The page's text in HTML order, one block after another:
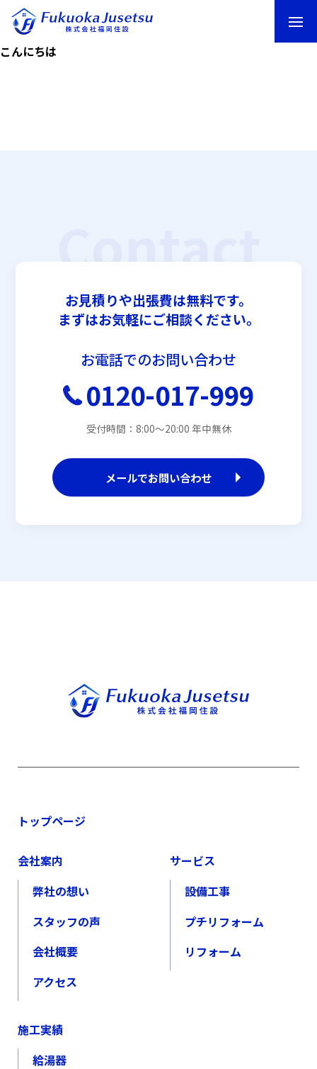
こんにちは
Contact
お見積りや出張費は無料です。
まずはお気軽にご相談ください。
お電話でのお問い合わせ
0120-017-999
受付時間：8:00〜20:00 年中無休
メールでお問い合わせ
トップページ
会社案内
弊社の想い
スタッフの声
会社概要
アクセス
サービス
設備工事
プチリフォーム
リフォーム
施工実績
給湯器